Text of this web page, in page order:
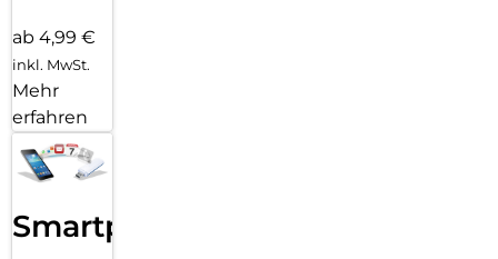
ab 4,99 €
inkl. MwSt.
Mehr
erfahren
Smartphone